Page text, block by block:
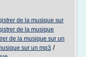
de la musique sur
de la musique
de la musique sur un
sur un mp3 /